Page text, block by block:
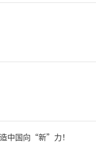
共卫生事
要调整，
准新冠疫
苗上市，
中国向“新”力！